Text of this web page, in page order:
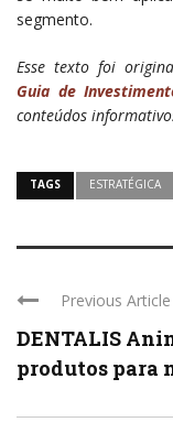
segmento.
Esse texto foi
Guia de
conteúdos
TAGS ESTRATÉGICA
Previous Article
DENTALIS
produtos para